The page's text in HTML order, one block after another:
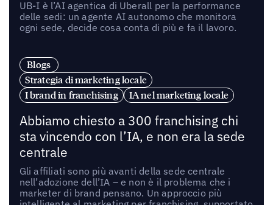
UB-I è l’AI agentica di Uberall per la performance
delle sedi: un agente AI autonomo che monitora
ogni sede, decide cosa conta di più e fa il lavoro.
Blogs
Strategia di marketing locale
I brand in franchising
IA nel marketing locale
Abbiamo chiesto a 300 franchising chi
sta vincendo con l’IA, e non era la sede
centrale
Gli affiliati sono più avanti della sede centrale
nell’adozione dell’IA – e non è il problema che i
marketer di brand pensano. Un approccio più